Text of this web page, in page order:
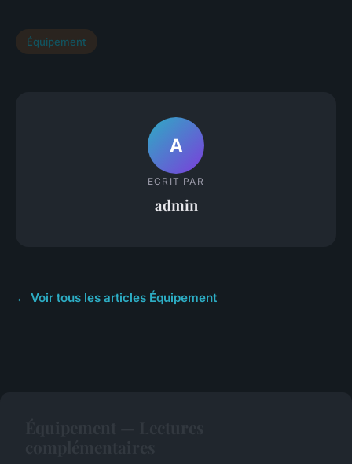
Équipement
A
ECRIT PAR
admin
← Voir tous les articles Équipement